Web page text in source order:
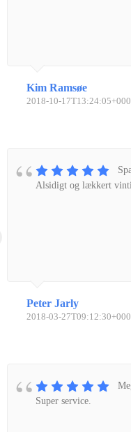
Kim Ramsøe
2018-10-
Alsidigt og lækkert
Peter Jarly
2018-03-
Super service.